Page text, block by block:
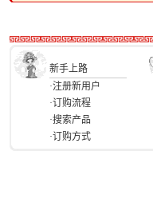
新手上路
·注册新用户
·订购流程
·搜索产品
·订购方式